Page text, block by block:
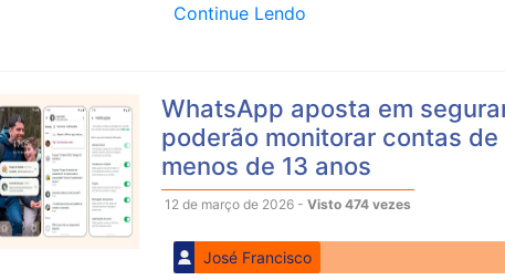
Continue Lendo
WhatsApp aposta em
poderão monitorar contas de
menos de 13 anos
12 de março de 2026 - Visto 474 vezes
José Francisco